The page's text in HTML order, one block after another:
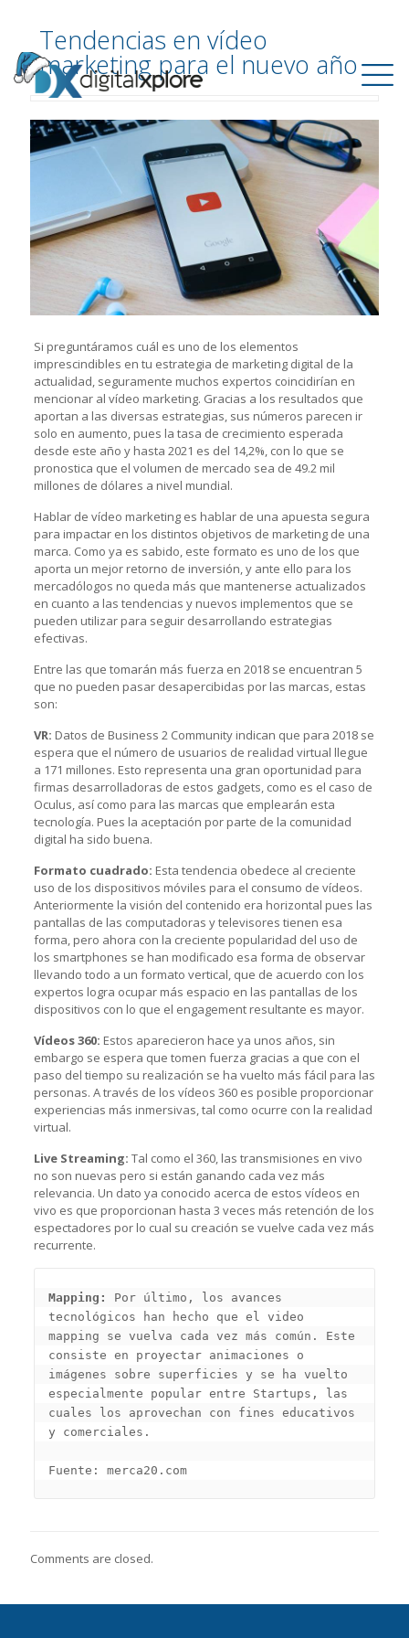
Tendencias en vídeo
marketing para el nuevo año
Si preguntáramos cuál es uno de los elementos
imprescindibles en tu estrategia de marketing digital de la
actualidad, seguramente muchos expertos coincidirían en
mencionar al vídeo marketing. Gracias a los resultados que
aportan a las diversas estrategias, sus números parecen ir
solo en aumento, pues la tasa de crecimiento esperada
desde este año y hasta 2021 es del 14,2%, con lo que se
pronostica que el volumen de mercado sea de 49.2 mil
millones de dólares a nivel mundial.
Hablar de vídeo marketing es hablar de una apuesta segura
para impactar en los distintos objetivos de marketing de una
marca. Como ya es sabido, este formato es uno de los que
aporta un mejor retorno de inversión, y ante ello para los
mercadólogos no queda más que mantenerse actualizados
en cuanto a las tendencias y nuevos implementos que se
pueden utilizar para seguir desarrollando estrategias
efectivas.
Entre las que tomarán más fuerza en 2018 se encuentran 5
que no pueden pasar desapercibidas por las marcas, estas
son:
VR: Datos de Business 2 Community indican que para 2018 se
espera que el número de usuarios de realidad virtual llegue
a 171 millones. Esto representa una gran oportunidad para
firmas desarrolladoras de estos gadgets, como es el caso de
Oculus, así como para las marcas que emplearán esta
tecnología. Pues la aceptación por parte de la comunidad
digital ha sido buena.
Formato cuadrado: Esta tendencia obedece al creciente
uso de los dispositivos móviles para el consumo de vídeos.
Anteriormente la visión del contenido era horizontal pues las
pantallas de las computadoras y televisores tienen esa
forma, pero ahora con la creciente popularidad del uso de
los smartphones se han modificado esa forma de observar
llevando todo a un formato vertical, que de acuerdo con los
expertos logra ocupar más espacio en las pantallas de los
dispositivos con lo que el engagement resultante es mayor.
Vídeos 360: Estos aparecieron hace ya unos años, sin
embargo se espera que tomen fuerza gracias a que con el
paso del tiempo su realización se ha vuelto más fácil para las
personas. A través de los vídeos 360 es posible proporcionar
experiencias más inmersivas, tal como ocurre con la realidad
virtual.
Live Streaming: Tal como el 360, las transmisiones en vivo
no son nuevas pero si están ganando cada vez más
relevancia. Un dato ya conocido acerca de estos vídeos en
vivo es que proporcionan hasta 3 veces más retención de los
espectadores por lo cual su creación se vuelve cada vez más
recurrente.
Mapping:
Por último, los avances
tecnológicos han hecho que el video
mapping se vuelva cada vez más común. Este
consiste en proyectar animaciones o
imágenes sobre superficies y se ha vuelto
especialmente popular entre Startups, las
cuales los aprovechan con fines educativos
y comerciales.
Fuente: merca20.com
Comments are closed.